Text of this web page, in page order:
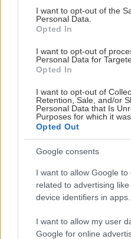
consent section.
I want to opt-out of the
Personal Data.
Opted In
I want to opt-out of
Personal Data for
Opted In
I want to opt-out of
Retention, Sale, and/or
Personal Data that Is
Purposes for which it
Opted Out
Google consents
I want to allow Google to
related to advertising
device identifiers in apps.
I want to allow my user
Google for online
Μείνε Αύγουστο στην Αθήνα
άλλους να λένε
PODCASTS